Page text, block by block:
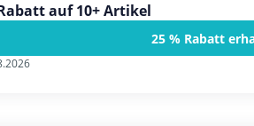
auf 10+ Artikel
25 % Rabatt